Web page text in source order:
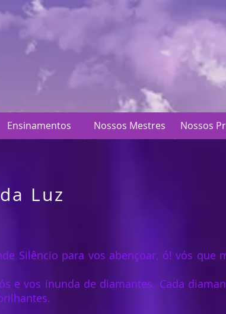
Ensinamentos Nossos Mestres Nossos
Silêncio para vos abençoar, ó! vós que
e vos inunda de diamantes. Cada
Luz